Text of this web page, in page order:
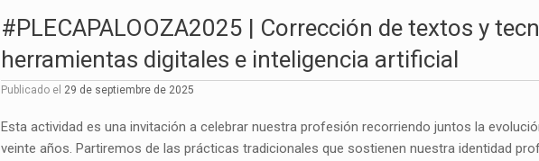
#PLECAPALOOZA2025 | Corrección de textos y
herramientas digitales e inteligencia artificial
Publicado el 29 de septiembre de 2025
Esta actividad es una invitación a celebrar nuestra profesión recorriendo juntos la
veinte años. Partiremos de las prácticas tradicionales que sostienen nuestra identidad